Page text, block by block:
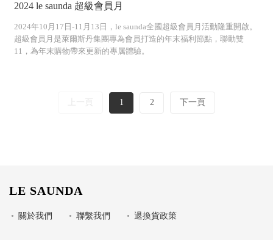
2024 le saunda 超級會員月
2024年10月17日-11月13日，le saunda全國超級會員月活動隆重開啟。
超級會員月是萊爾斯丹集團專為會員打造的年末福利節點，聯動雙
11，為年末購物帶來更新的專属體驗。
上一頁 1 2 下一頁
LE SAUNDA
• 關於我們 • 聯繫我們 • 退換貨政策